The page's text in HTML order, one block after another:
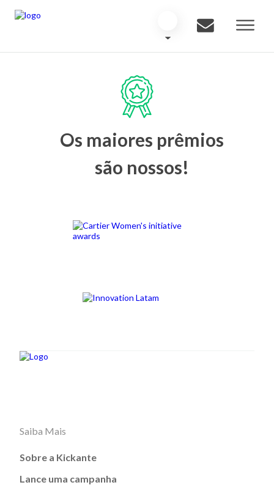
Os maiores prêmios
são nossos!
Saiba Mais
Sobre a Kickante
Lance uma campanha